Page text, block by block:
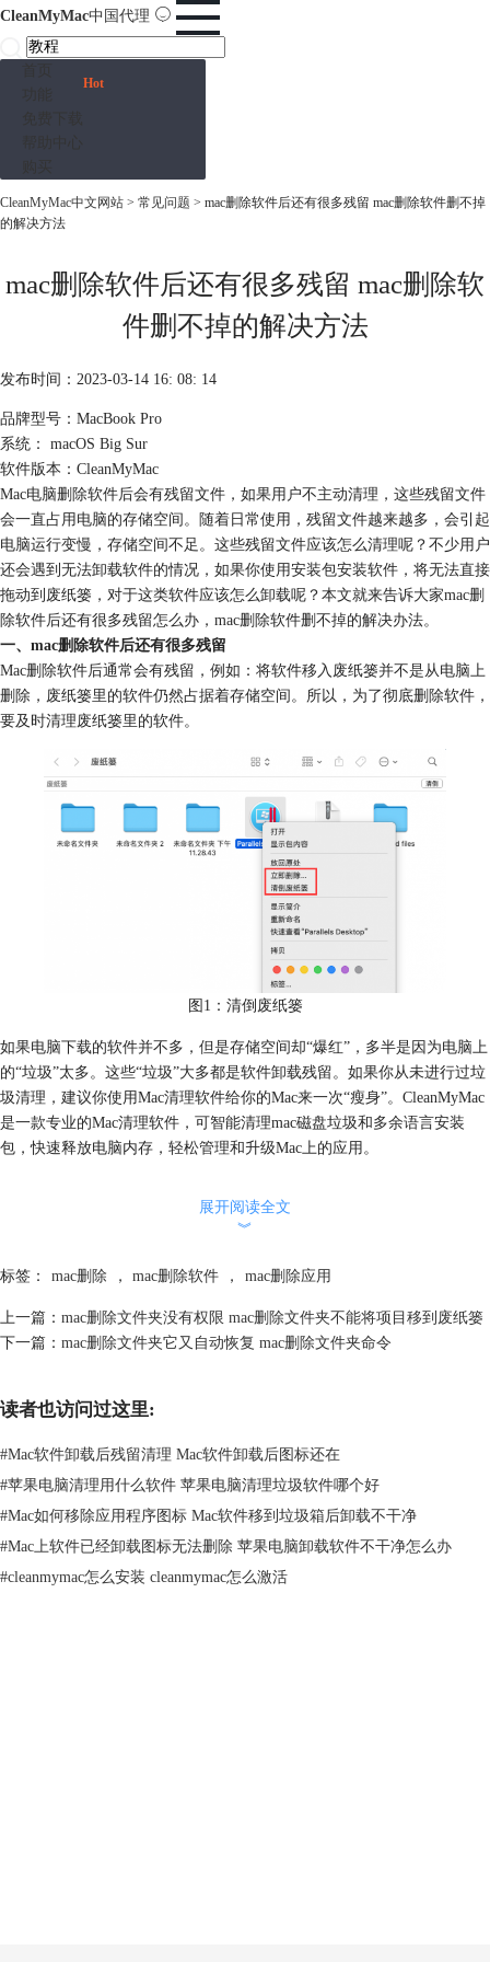
CleanMyMac中国代理
Hot
CleanMyMac中文网站 > 常见问题 > mac删除软件后还有很多残留 mac删除软件删不掉
的解决方法
mac删除软件后还有很多残留 mac删除软
件删不掉的解决方法
发布时间：2023-03-14 16: 08: 14
品牌型号：MacBook Pro
系统： macOS Big Sur
软件版本：CleanMyMac
Mac电脑删除软件后会有残留文件，如果用户不主动清理，这些残留文件
会一直占用电脑的存储空间。随着日常使用，残留文件越来越多，会引起
电脑运行变慢，存储空间不足。这些残留文件应该怎么清理呢？不少用户
还会遇到无法卸载软件的情况，如果你使用安装包安装软件，将无法直接
拖动到废纸篓，对于这类软件应该怎么卸载呢？本文就来告诉大家mac删
除软件后还有很多残留怎么办，mac删除软件删不掉的解决办法。
一、mac删除软件后还有很多残留
Mac删除软件后通常会有残留，例如：将软件移入废纸篓并不是从电脑上
删除，废纸篓里的软件仍然占据着存储空间。所以，为了彻底删除软件，
要及时清理废纸篓里的软件。
图1：清倒废纸篓
如果电脑下载的软件并不多，但是存储空间却“爆红”，多半是因为电脑上
的“垃圾”太多。这些“垃圾”大多都是软件卸载残留。如果你从未进行过垃
圾清理，建议你使用Mac清理软件给你的Mac来一次“瘦身”。CleanMyMac
是一款专业的Mac清理软件，可智能清理mac磁盘垃圾和多余语言安装
包，快速释放电脑内存，轻松管理和升级Mac上的应用。
图2：CleanMyMac
二、mac删除软件删不掉的解决方法
很多用户遇到过长按图标不显示删除标志的软件（图3所示），即使把软
件拖入废纸篓后也会恢复原位。除了系统自带的软件无法卸载之外，某些
或者拖入废纸篓卸载，你可以尝试下面两种方式卸载软件。
展开阅读全文
︾
标签： mac删除 ， mac删除软件 ， mac删除应用
上一篇： mac删除文件夹没有权限 mac删除文件夹不能将项目移到废纸篓
下一篇： mac删除文件夹它又自动恢复 mac删除文件夹命令
读者也访问过这里:
#Mac软件卸载后残留清理 Mac软件卸载后图标还在
#苹果电脑清理用什么软件 苹果电脑清理垃圾软件哪个好
#Mac如何移除应用程序图标 Mac软件移到垃圾箱后卸载不干净
#Mac上软件已经卸载图标无法删除 苹果电脑卸载软件不干净怎么办
#cleanmymac怎么安装 cleanmymac怎么激活